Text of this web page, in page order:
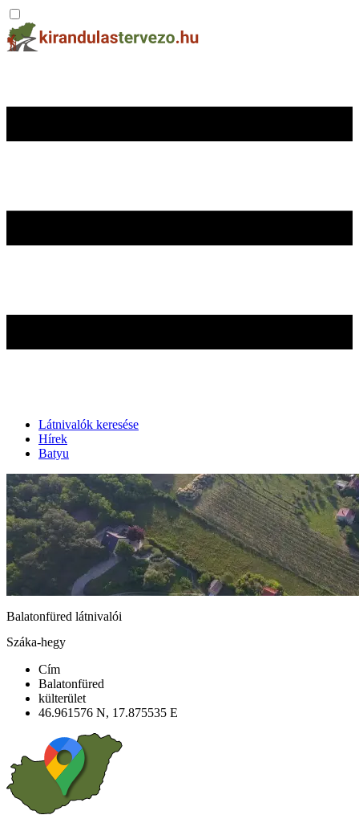
Látnivalók keresése
Hírek
Batyu
Balatonfüred látnivalói
Száka-hegy
Cím
Balatonfüred
külterület
46.961576 N, 17.875535 E